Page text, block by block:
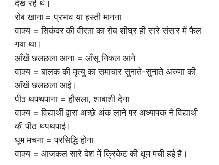
देख रहे थे।
रोब खाना = प्रभाव या हस्ती मानना
वाक्य = सिकंदर की वीरता का रोब शीघ्र ही सारे संसार में फैल
गया था।
आँखें छलछला आना = आँसू निकल आने
वाक्य = बालक की मृत्यु का समाचार सुनाते-सुनाते अरुणा की
आँखें छलछला आईं।
पीठ थपथपाना = हौसला, शाबाशी देना
वाक्य = विद्यार्थी द्वारा अच्छे अंक लाने पर अध्यापक ने विद्यार्थी
की पीठ थपथपाई।
धूम मचना = प्रसिद्धि होना
वाक्य = आजकल सारे देश में क्रिकेट की धूम मची हई है।